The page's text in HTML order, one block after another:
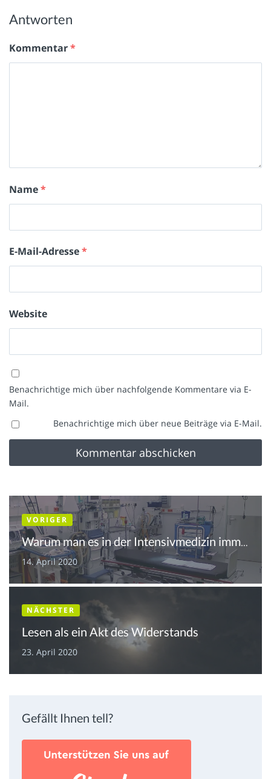
Antworten
Kommentar*
Name*
E-Mail-Adresse*
Website
Benachrichtige mich über nachfolgende Kommentare via E-
Mail.
Benachrichtige mich über neue Beiträge via E-Mail.
VORIGER
Warum man es in der Intensivmedizin immer mit dem Einzelfall zu tun hat
14. April 2020
NÄCHSTER
Lesen als ein Akt des Widerstands
23. April 2020
Gefällt Ihnen tell?